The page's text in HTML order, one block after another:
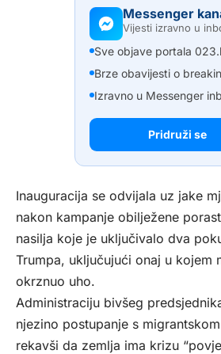
Messenger
Vijesti izravno u
Sve objave portala
Brze obavijesti o
Izravno u Messenger
Pridruži se
Inauguracija se odvijala uz jake
nakon kampanje obilježene
nasilja koje je uključivalo dva
Trumpa, uključujući onaj u kojem
okrznuo uho.
Administraciju bivšeg
njezino postupanje s
rekavši da zemlja ima krizu